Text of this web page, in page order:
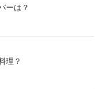
ーは？
理？